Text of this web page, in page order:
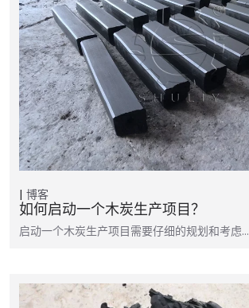
博客
如何启动一个木炭生产项目？
启动一个木炭生产项目需要仔细的规划和考虑…